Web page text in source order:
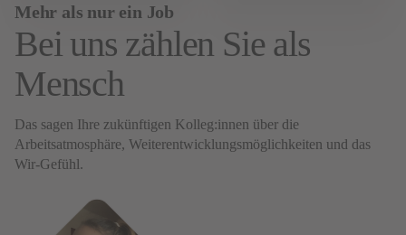
Mehr als nur ein Job
Bei uns zählen Sie als
Mensch
Das sagen Ihre zukünftigen Kolleg:innen über die
Arbeitsatmosphäre, Weiterentwicklungsmöglichkeiten und das
Wir-Gefühl.